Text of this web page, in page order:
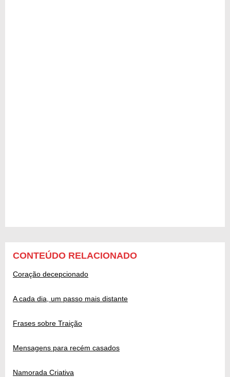
CONTEÚDO RELACIONADO
Coração decepcionado
A cada dia, um passo mais distante
Frases sobre Traição
Mensagens para recém casados
Namorada Criativa